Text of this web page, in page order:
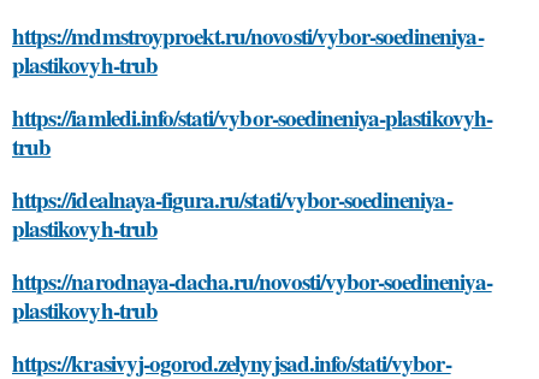
https://mdmstroyproekt.ru/novosti/vybor-soedineniya-
plastikovyh-trub
https://iamledi.info/stati/vybor-soedineniya-plastikovyh-
trub
https://idealnaya-figura.ru/stati/vybor-soedineniya-
plastikovyh-trub
https://narodnaya-dacha.ru/novosti/vybor-soedineniya-
plastikovyh-trub
https://krasivyj-ogorod.zelynyjsad.info/stati/vybor-